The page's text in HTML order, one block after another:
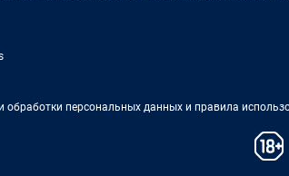
обработки персональных данных и правила